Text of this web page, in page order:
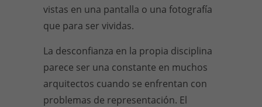
vistas en una pantalla o una fotografía
que para ser vividas.
La desconfianza en la propia disciplina
parece ser una constante en muchos
arquitectos cuando se enfrentan con
problemas de representación. El